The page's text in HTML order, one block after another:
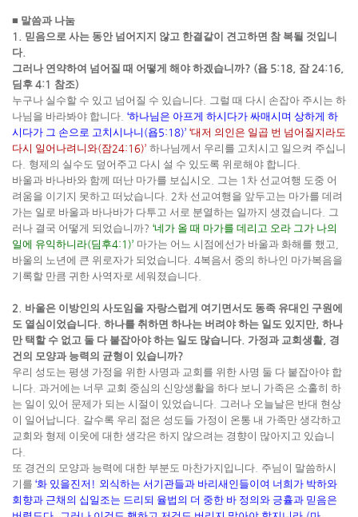
■ 말씀과 나눔
1. 믿음으로 사는 동안 넘어지지 않고 한결같이 견고하면 참 복될 것입니
다.
그러나 연약하여 넘어질 때 어떻게 해야 하겠습니까? (욥 5:18, 잠 24:16,
딤후 4:1 참조)
누구나 실수할 수 있고 넘어질 수 있습니다 그럴 때 다시 손잡아 주시는 하
나님을 바라봐야 합니다 ‘하나님은 아프게 하시다가 싸매시며 상하게 하
시다가 그 손으로 고치시나니 (욥5:18)’ ‘대저 의인은 일곱 번 넘어질지라도
다시 일어나려니와(잠24:16)’ 하나님께서 우리를 고치시고 일으켜 주십니
다 형제의 실수도 덮어주고 다시 설 수 있도록 위로해야 합니다
바울과 바나바와 함께 떠난 마가를 보십시오
그는 1 차 선교여행 도중 어
려움을 이기지 못하고 떠났습니다 . 2차 선교여행을 앞두고는 마가를 데려
가는 일로 바울과 바나바가 다투고 서로 분열하는 일까지 생겼습니다 그
러나 결국 어떻게 되었습니까? ‘네가 올 때 마가를 데리고 오라 그가 나의
일에 유익하니라(딤후4:1)’ 마가는 어느 시점에선가 바울과 화해를 했고
바울의 노년에 큰 위로자가 되었습니다 . 4복음서 중의 하나인 마가복음을
기록할 만큼 귀한 사역자로 세워졌습니다
2. 바울은 이방인의 사도임을 자랑스럽게 여기면서도 동족 유대인 구원에
도 열심이었습니다. 하나를 취하면 하나는 버려야 하는 일도 있지만, 하나
만 택할 수 없고 둘 다 붙잡아야 하는 일도 많습니다. 가정과 교회생활, 경
건의 모양과 능력의 균형이 있습니까?
우리 성도는 평생 가정을 위한 사명과 교회를 위한 사명 둘 다 붙잡아야 합
니다 과거에는 너무 교회 중심의 신앙생활을 하다 보니 가족은 소홀히 하
는 일이 있어 문제가 되는 시절이 있었습니다 그러나 오늘날은 반대 현상
이 일어납니다 갈수록 우리 젊은 성도들 가정이 온통 내 가족만 생각하고
교회와 형제 이웃에 대한 생각은 하지 않으려는 경향이 많아지고 있습니
다
또 경건의 모양과 능력에 대한 부분도 마찬가지입니다 주님이 말씀하시
기를 ‘화 있을진저 ! 외식하는 서기관들과 바리새인들이여 너희가 박하와
회향과 근채의 십일조는 드리되 율법의 더 중한 바 정의와 긍휼과 믿음은